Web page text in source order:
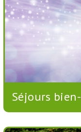
Séjours